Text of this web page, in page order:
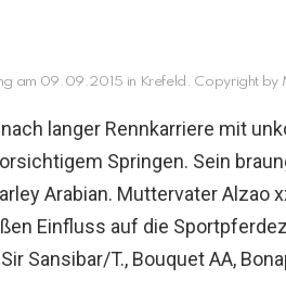
am 09.09.2015 in Krefeld. Copyright by
langer Rennkarriere mit
Springen. Sein
Arabian. Muttervater Alzao
Einfluss auf die
Sansibar/T., Bouquet AA,